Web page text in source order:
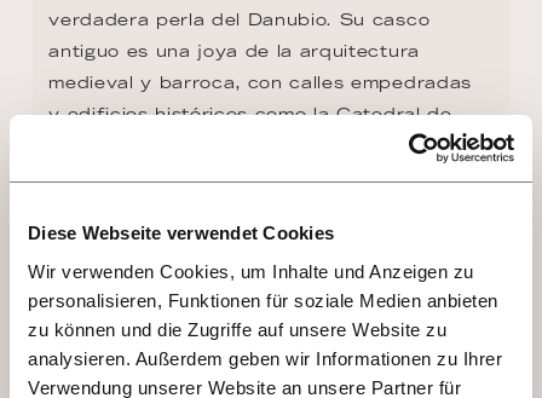
Diese Webseite verwendet Cookies
Wir verwenden Cookies, um Inhalte und Anzeigen zu
personalisieren, Funktionen für soziale Medien anbieten
zu können und die Zugriffe auf unsere Website zu
analysieren. Außerdem geben wir Informationen zu Ihrer
Verwendung unserer Website an unsere Partner für
verdadera perla del Danubio. Su casco
antiguo es una joya de la arquitectura
medieval y barroca, con calles empedradas
y edificios históricos como la Catedral de
San Martín, el Ayuntamiento y el Castillo.
mundo gracias a su rica historia, su encanto
y su gastronomía.